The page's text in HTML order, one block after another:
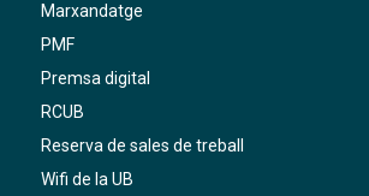
Marxandatge
PMF
Premsa digital
RCUB
Reserva de sales de treball
Wifi de la UB